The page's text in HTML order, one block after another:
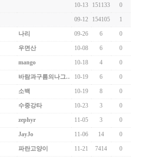
10-13 151133 0
09-12 154105 1
나리 09-26 6 0
우면산 10-08 6 0
mango 10-18 4 0
바람과구름의나그… 10-19 6 0
소백 10-19 8 0
수중강타 10-23 3 0
zephyr 11-05 3 0
JayJo 11-06 14 0
파란고양이 11-21 7414 0